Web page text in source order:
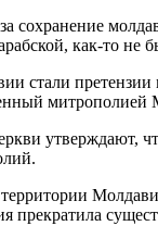
как-то
стали
утверждают,
прекратила